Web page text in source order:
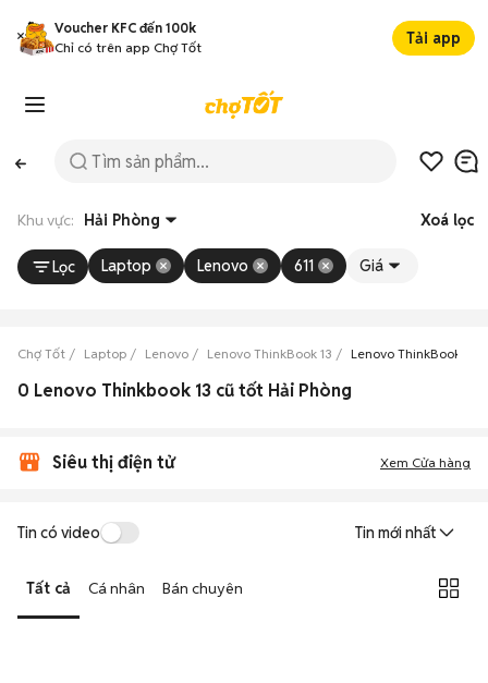
Voucher KFC đến 100k
Chỉ có trên app Chợ Tốt
Tải app
Khu vực: Hải Phòng Xoá lọc
Lọc Laptop Lenovo 611 Giá
Chợ Tốt Laptop Lenovo Lenovo ThinkBook 13 Lenovo ThinkBook 13
0 Lenovo Thinkbook 13 cũ tốt Hải Phòng
Siêu thị điện tử Xem Cửa hàng
Tin có video Tin mới nhất
Tất cả Cá nhân Bán chuyên